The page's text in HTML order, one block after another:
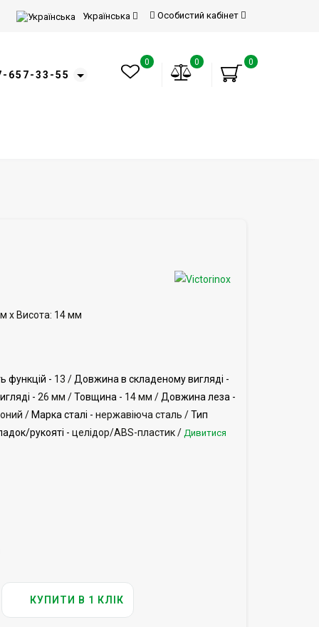
Особистий кабінет
Українська
657-33-55
0
0
0
x Висота: 14 мм
функцій - 13 /Довжина в складеному вигляді -
- 26 мм /Товщина - 14 мм /Довжина леза -
/ Марка сталі - нержавіюча сталь /Тип
рукояті - целідор/ABS-пластик / Дивитися
КУПИТИ В 1 КЛІК